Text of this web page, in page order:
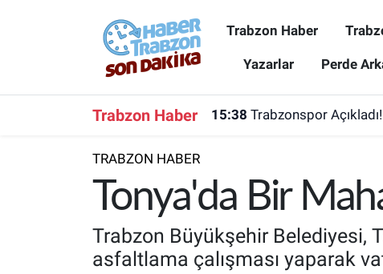
Trabzon Haber
Yazarlar Perde
Trabzon Haber 15:38 Trabzonspor
TRABZON HABER
Tonya'da Bir
Trabzon Büyükşehir Belediyesi,
asfaltlama çalışması yaparak
Trabzon Haber
Karadeniz
Resmi Reklam
Yazarlar
Trabzon Nöbetçi Eczaneler
Trabzon Trafik Yoğunluk Haritası
Süper Lig Puan Durumu ve Fikstür
Tüm Manşetler